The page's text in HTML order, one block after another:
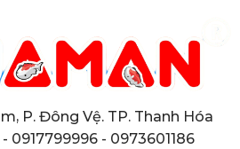
P. Đông Vệ. TP. Thanh Hóa
0917799996 - 0973601186